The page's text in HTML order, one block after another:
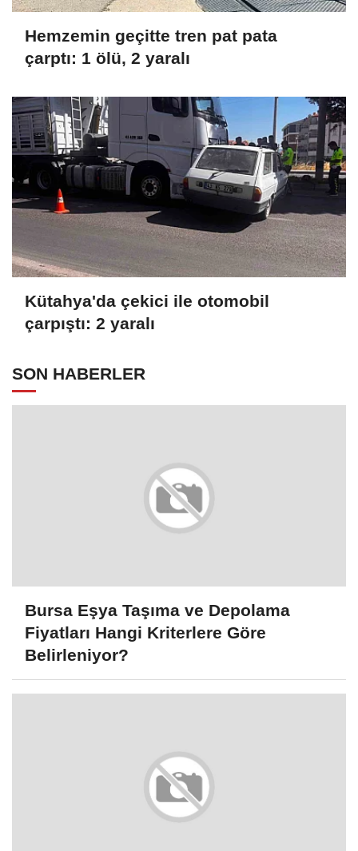
Hemzemin geçitte tren pat pata
çarptı: 1 ölü, 2 yaralı
Kütahya'da çekici ile otomobil
çarpıştı: 2 yaralı
SON HABERLER
Bursa Eşya Taşıma ve Depolama
Fiyatları Hangi Kriterlere Göre
Belirleniyor?